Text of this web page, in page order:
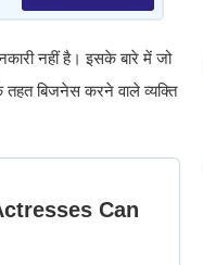
नहीं है। इसके बारे में जो
बिजनेस करने वाले व्यक्ति